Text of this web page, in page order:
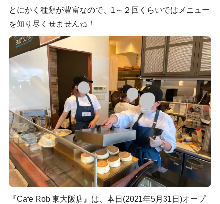
とにかく種類が豊富なので、1～２回くらいではメニュー
を知り尽くせませんね！
『Cafe Rob 東大阪店』は、本日(2021年5月31日)オープ